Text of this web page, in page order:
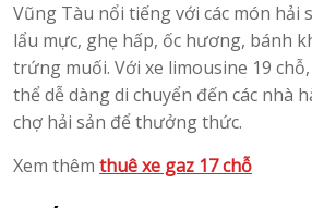
Vũng Tàu nổi tiếng với các món
lẩu mực, ghẹ hấp, ốc hương, bánh
trứng muối. Với xe limousine 19
thể dễ dàng di chuyển đến các nhà
chợ hải sản để thưởng thức.
Xem thêm thuê xe gaz 17 chỗ